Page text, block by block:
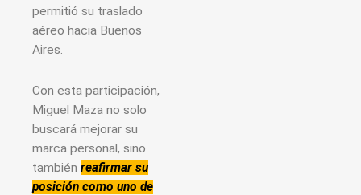
permitió su traslado
aéreo hacia Buenos
Aires.
Con esta participación,
Miguel Maza no solo
buscará mejorar su
marca personal, sino
también reafirmar su
posición como uno de